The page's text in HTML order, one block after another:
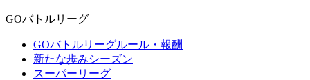
GOバトルリーグ
GOバトルリーグルール・報酬
新たな歩みシーズン
スーパーリーグ